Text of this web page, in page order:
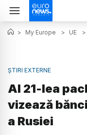
> My Europe > UE >
ȘTIRI EXTERNE
Al 21-lea
vizează
a Rusiei